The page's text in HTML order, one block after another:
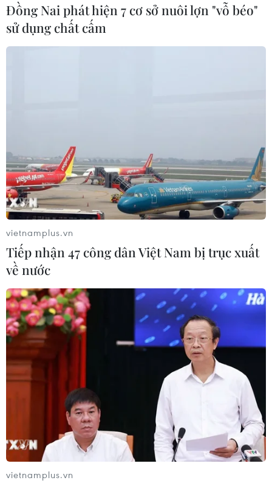
Đồng Nai phát hiện 7 cơ sở nuôi lợn "vỗ béo"
sử dụng chất cấm
vietnamplus.vn
Tiếp nhận 47 công dân Việt Nam bị trục xuất
về nước
vietnamplus.vn